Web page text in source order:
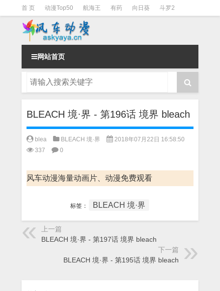
首 页 动漫Top50 航海王 有药 向日葵 斗罗2
斗罗3 火影 一拳超人
网站首页
BLEACH 境·界 - 第196话 境界 bleach
blea BLEACH 境·界
2018年07月22日 16:58:50
337
0
风车动漫海量动画片、动漫免费观看
标签： BLEACH 境·界
上一篇
BLEACH 境·界 - 第197话 境界 bleach
下一篇
BLEACH 境·界 - 第195话 境界 bleach